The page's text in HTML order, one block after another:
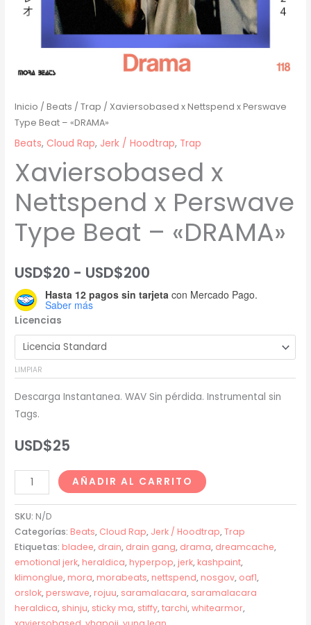
Inicio /Beats /Trap / Xaviersobased x Nettspend x Perswave
Type Beat – «DRAMA»
Beats, Cloud Rap, Jerk / Hoodtrap, Trap
Xaviersobased x
Nettspend x Perswave
Type Beat – «DRAMA»
USD$20 - USD$200
de
USD$20
hasta
Hasta 12 pagos sin tarjeta con Mercado Pago.
Saber más
Licencias
LIMPIAR
Descarga Instantanea. WAV Sin pérdida. Instrumental sin
Tags.
USD$25
Xaviersobased
x
Nettspend
x
Perswave
Type
Beat
-
"DRAMA"
AÑADIR AL CARRITO
SKU: N/D
Categorías: Beats, Cloud Rap, Jerk / Hoodtrap,Trap
Etiquetas: bladee, drain, drain gang, drama, dreamcache,
emotional jerk, heraldica, hyperpop, jerk, kashpaint,
klimonglue, mora, morabeats, nettspend, nosgov, oaf1,
orslok, perswave, rojuu, saramalacara, saramalacara
heraldica, shinju, sticky ma, stiffy,tarchi,whitearmor,